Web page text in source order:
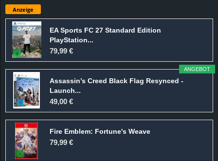
Anzeige
EA Sports FC 27 Standard Edition
PlayStation...
79,99 €
ANGEBOT
Assassin’s Creed Black Flag Resynced -
Launch...
49,00 €
Fire Emblem: Fortune's Weave
79,99 €